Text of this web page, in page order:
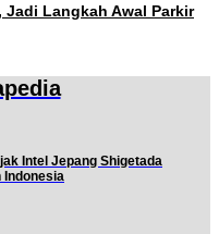
Jadi Langkah Awal Parkir
Intel Jepang Shigetada